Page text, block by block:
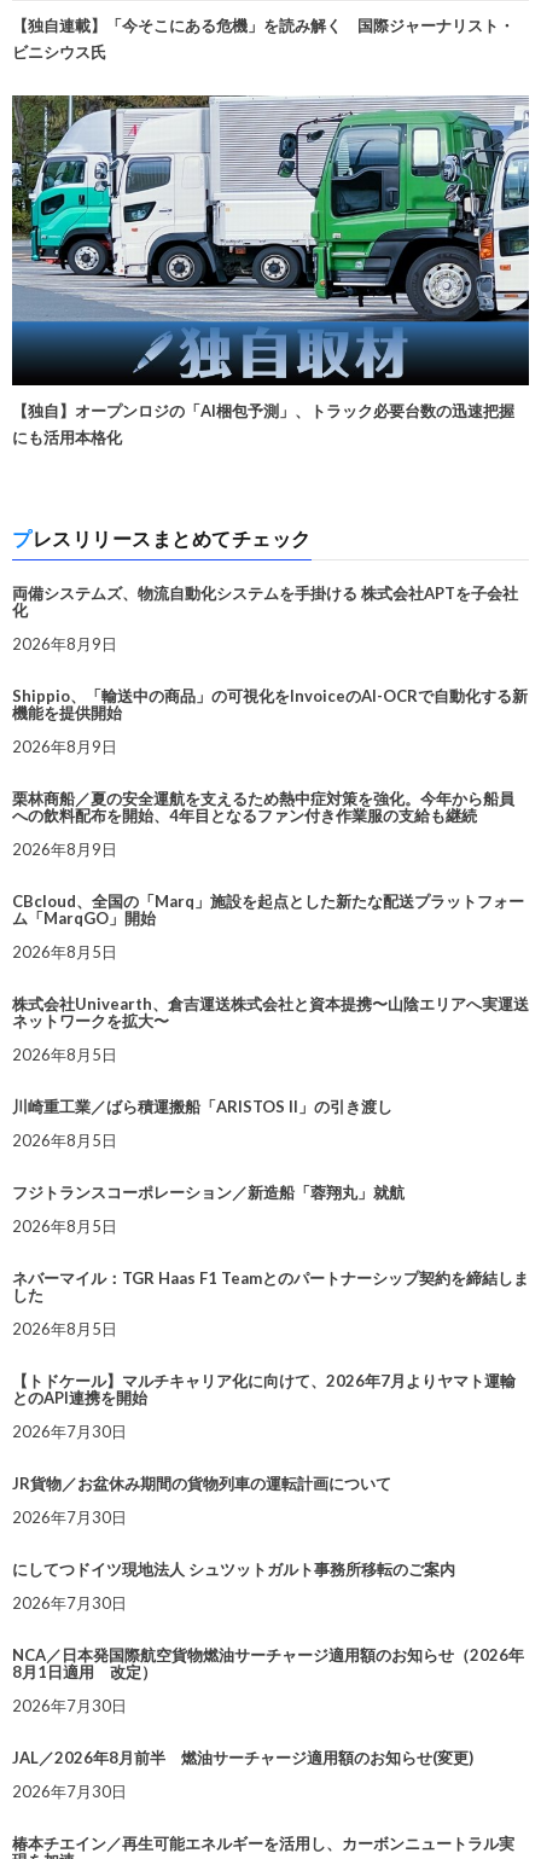
【独自連載】「今そこにある危機」を読み解く 国際ジャーナリスト・
ビニシウス氏
【独自】オープンロジの「AI梱包予測」、トラック必要台数の迅速把握
にも活用本格化
プレスリリースまとめてチェック
両備システムズ、物流自動化システムを手掛ける 株式会社APTを子会社
化
2026年8月9日
Shippio、「輸送中の商品」の可視化をInvoiceのAI-OCRで自動化する新
機能を提供開始
2026年8月9日
栗林商船／夏の安全運航を支えるため熱中症対策を強化。今年から船員
への飲料配布を開始、4年目となるファン付き作業服の支給も継続
2026年8月9日
CBcloud、全国の「Marq」施設を起点とした新たな配送プラットフォー
ム「MarqGO」開始
2026年8月5日
株式会社Univearth、倉吉運送株式会社と資本提携〜山陰エリアへ実運送
ネットワークを拡大〜
2026年8月5日
川崎重工業／ばら積運搬船「ARISTOS II」の引き渡し
2026年8月5日
フジトランスコーポレーション／新造船「蓉翔丸」就航
2026年8月5日
ネバーマイル：TGR Haas F1 Teamとのパートナーシップ契約を締結しま
した
2026年8月5日
【トドケール】マルチキャリア化に向けて、2026年7月よりヤマト運輸
とのAPI連携を開始
2026年7月30日
JR貨物／お盆休み期間の貨物列車の運転計画について
2026年7月30日
にしてつドイツ現地法人 シュツットガルト事務所移転のご案内
2026年7月30日
NCA／日本発国際航空貨物燃油サーチャージ適用額のお知らせ（2026年
8月1日適用 改定）
2026年7月30日
JAL／2026年8月前半 燃油サーチャージ適用額のお知らせ(変更)
2026年7月30日
椿本チエイン／再生可能エネルギーを活用し、カーボンニュートラル実